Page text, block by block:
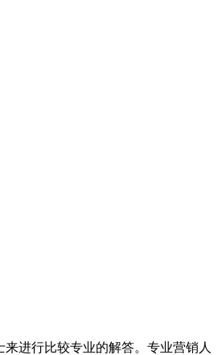
进行比较专业的解答。专业营销人